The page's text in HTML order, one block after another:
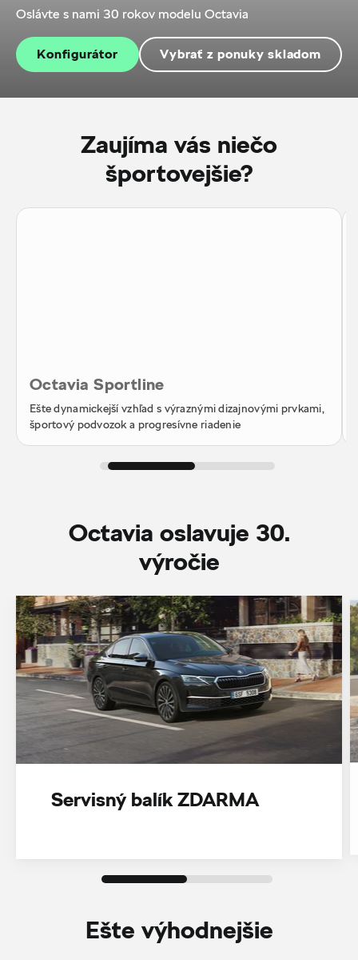
Oslávte s nami 30 rokov modelu Octavia
Konfigurátor Vybrať z ponuky skladom
Zaujíma vás niečo
športovejšie?
Octavia Sportline
Ešte dynamickejší vzhľad s výraznými dizajnovými prvkami,
športový podvozok a progresívne riadenie
Octavia oslavuje 30.
‎výročie
Servisný balík ZDARMA
Ešte výhodnejšie